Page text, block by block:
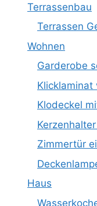
Terrassenbau
Terrassen
Wohnen
Garderobe
Klicklaminat
Klodeckel
Zimmertür
Haus